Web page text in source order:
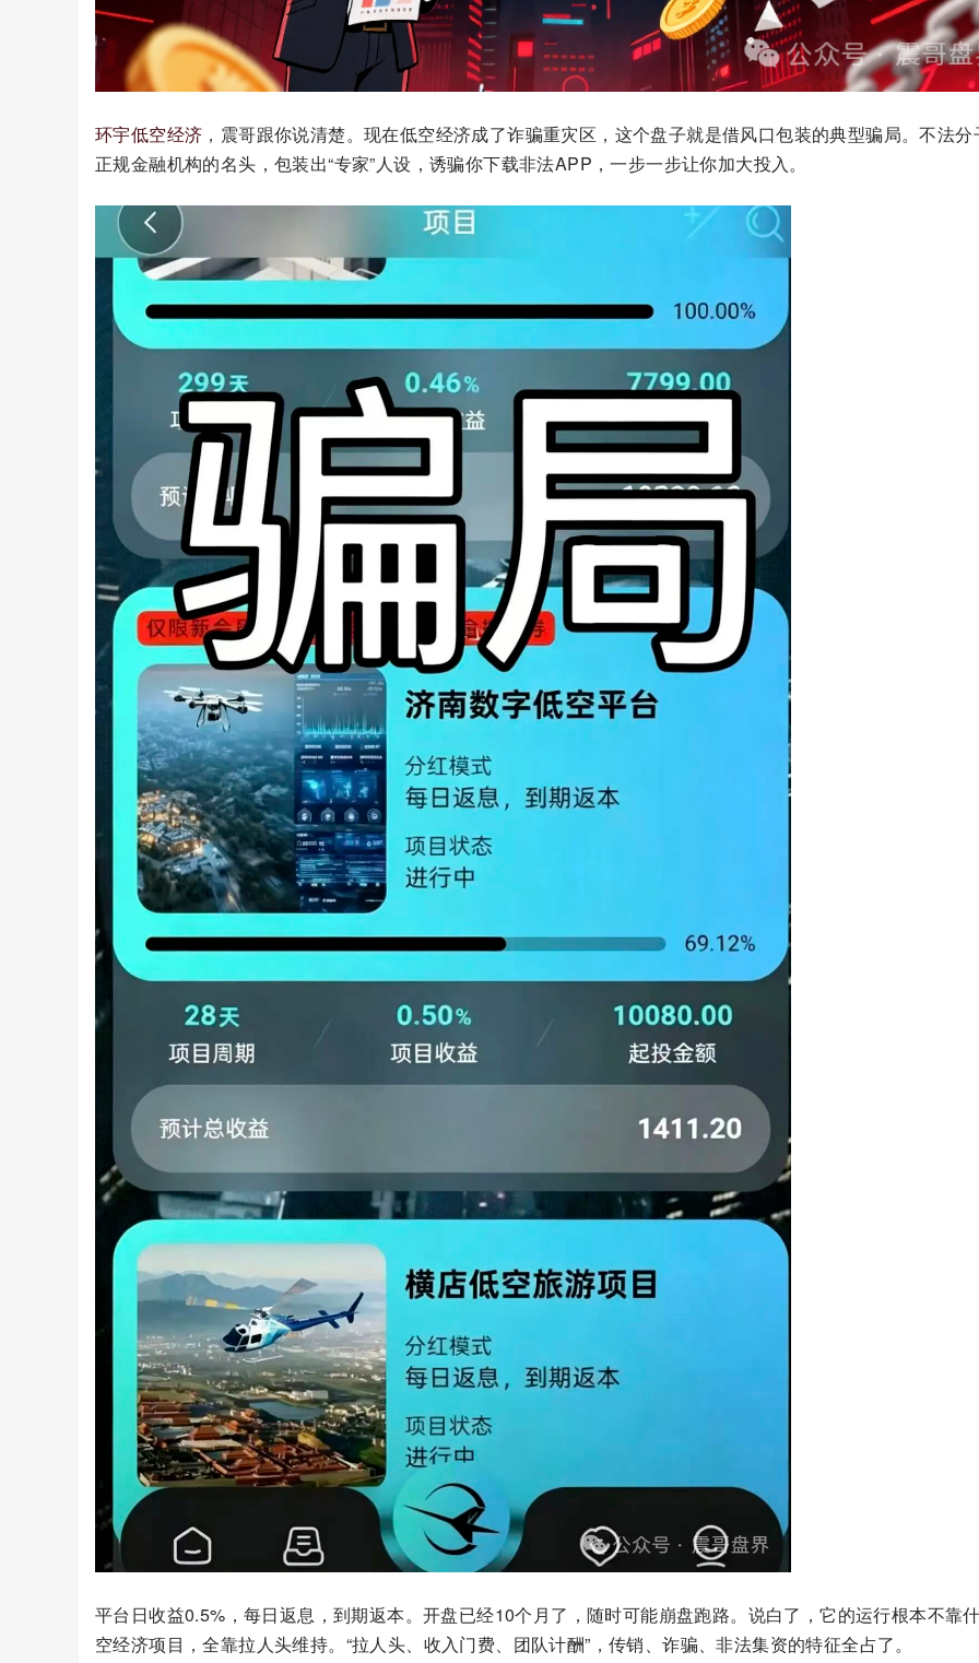
环宇低空经济 ，震哥跟你说清楚。现在低空经济成了诈骗重灾区，这个盘子就是借风口包装的典型骗局。不法分
正规金融机构的名头，包装出“专家”人设，诱骗你下载非法APP，一步一步让你加大投入。
平台日收益0.5%，每日返息，到期返本。开盘已经10个月了，随时可能崩盘跑路。说白了，它的运行根本不靠
空经济项目，全靠拉人头维持。“拉人头、收入门费、团队计酬”，传销、诈骗、非法集资的特征全占了。